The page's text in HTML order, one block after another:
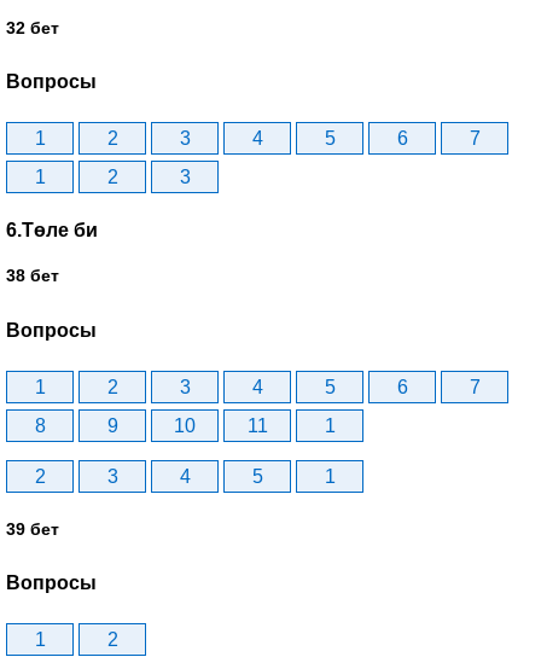
32 бет
Вопросы
1 2 3 4 5 6
7
1
2 3
6.Төле би
38 бет
Вопросы
1 2 3 4 5 6
7
8
9 10 11 1
2 3 4 5 1
39 бет
Вопросы
1 2